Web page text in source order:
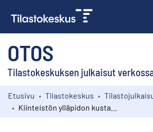
OTOS
Tilastokeskuksen julkaisut
Kokoelmat
Etusivu Tilastokeskus